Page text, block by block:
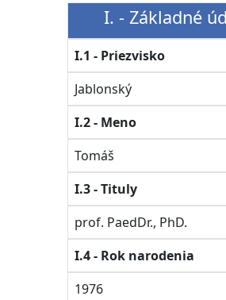
I. - Základné
I.1 - Priezvisko
Jablonský
I.2 - Meno
Tomáš
I.3 - Tituly
prof. PaedDr., PhD.
I.4 - Rok narodenia
1976